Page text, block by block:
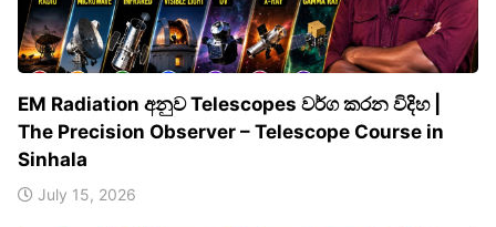
EM Radiation අනුව Telescopes වර්ග කරන විදිහ |
The Precision Observer – Telescope Course in
Sinhala
July 15, 2026